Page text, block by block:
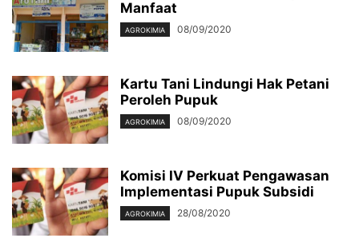
Manfaat
AGROKIMIA 08/09/2020
Kartu Tani Lindungi Hak Petani
Peroleh Pupuk
AGROKIMIA 08/09/2020
Komisi IV Perkuat Pengawasan
Implementasi Pupuk Subsidi
AGROKIMIA 28/08/2020